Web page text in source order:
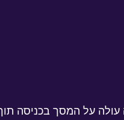
עולה על המסך בכניסה